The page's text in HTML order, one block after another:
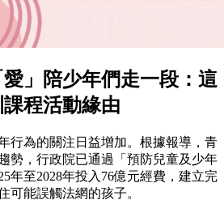
」陪少年們走一段：這
程活動緣由
行為的關注日益增加。根據報導，青
勢，行政院已通過「預防兒童及少年
年至2028年投入76億元經費，建立完
可能誤觸法網的孩子。